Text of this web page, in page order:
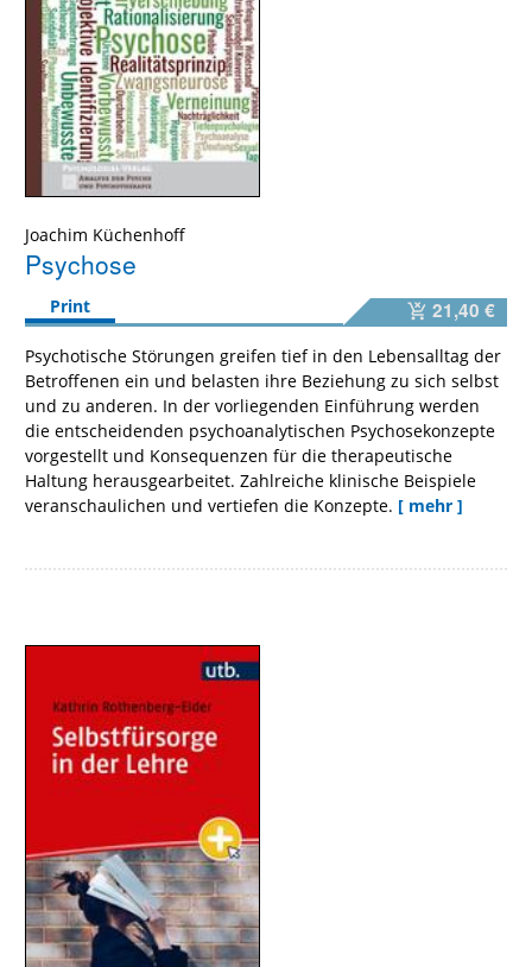
Joachim Küchenhoff
Psychose
Print 21,40 €
Psychotische Störungen greifen tief in den Lebensalltag der
Betroffenen ein und belasten ihre Beziehung zu sich selbst
und zu anderen. In der vorliegenden Einführung werden
die entscheidenden psychoanalytischen Psychosekonzepte
vorgestellt und Konsequenzen für die therapeutische
Haltung herausgearbeitet. Zahlreiche klinische Beispiele
veranschaulichen und vertiefen die Konzepte. [ mehr ]